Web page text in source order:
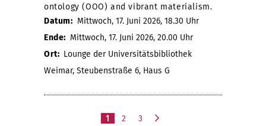
ontology (OOO) and vibrant materialism.
Datum: Mittwoch, 17. Juni 2026, 18.30 Uhr
Ende: Mittwoch, 17. Juni 2026, 20.00 Uhr
Ort: Lounge der Universitätsbibliothek
Weimar, Steubenstraße 6, Haus G
1 2
3